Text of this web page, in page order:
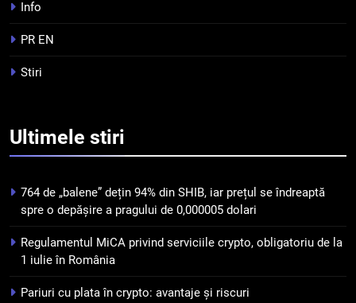
criptomonedelor în 2026
INFO
pierdut jumătate din aceștia
puțin de 24 de ore
6
Banii digitali și arhitectura
încrederii: O nouă viziune asupra
Info
PR EN
Stiri
Ultimele stiri
764 de „balene” dețin 94% din SHIB, iar prețul se îndreaptă
spre o depășire a pragului de 0,000005 dolari
Regulamentul MiCA privind serviciile crypto, obligatoriu de la
1 iulie în România
Pariuri cu plata în crypto: avantaje și riscuri